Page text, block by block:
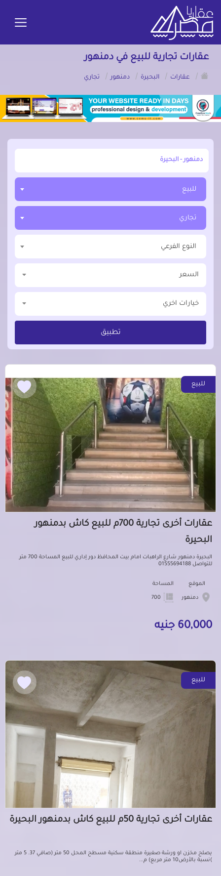
عقارات تجارية للبيع في دمنهور
/
عقارات / البحيرة / دمنهور / تجاري
أبحث عن مدينة, محافظة, حي
للبيع
تجاري
النوع الفرعي
السعر
خيارات اخري
تطبيق
للبيع
عقارات أخرى تجارية 700م للبيع كاش بدمنهور
البحيرة
البحيرة دمنهور شارع الراهبات امام بيت المحافظ دور إداري للبيع المساحة 700 متر
للتواصل 01555694188
الموقع
دمنهور
المساحة
60,000 جنيه
للبيع
عقارات أخرى تجارية 50م للبيع كاش بدمنهور البحيرة
يصلح مخزن او ورشة صغيرة منطقة سكنية مسطح المحل 50 متر (صافي 37. 5 متر
)نسبة بالأرض10 متر مربع) م...